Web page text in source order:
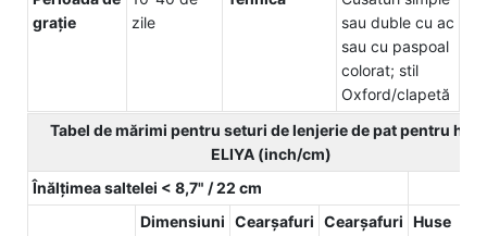
graţie
zile
sau duble cu ac
sau cu paspoal
colorat; stil
Oxford/clapetă
Tabel de mărimi pentru seturi de lenjerie de pat pentru
ELIYA (inch/cm)
Înălțimea saltelei < 8,7" / 22 cm
Dimensiuni Cearșafuri Cearșafuri Huse